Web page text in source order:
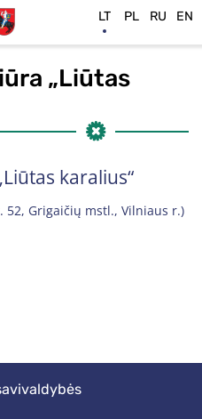
„Liūtas
karalius“
52, Grigaičių mstl., Vilniaus r.)
LT PL RU EN